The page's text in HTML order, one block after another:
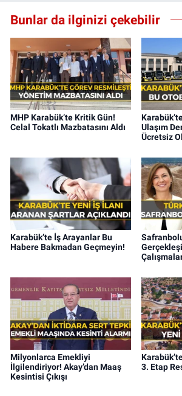
Bunlar da ilginizi çekebilir
MHP Karabük’te Kritik Gün!
Celal Tokatlı Mazbatasını Aldı
Ulaşım
Ücretsiz
Karabük’te İş Arayanlar Bu
Habere Bakmadan Geçmeyin!
Milyonlarca Emekliyi
İlgilendiriyor! Akay’dan Maaş
Kesintisi Çıkışı
3. Etap